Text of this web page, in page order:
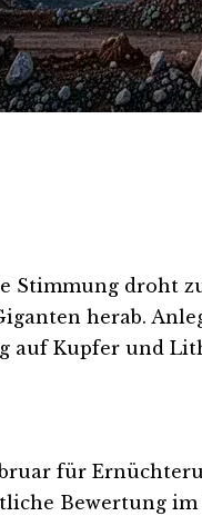
droht
herab.
auf Kupfer und
für
Bewertung